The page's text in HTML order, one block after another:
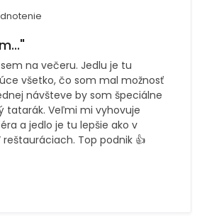
na večeru. Jedlu je tu
všetko, čo som mal možnosť
návšteve by som špeciálne
tatarák. Veľmi mi vyhovuje
a jedlo je tu lepšie ako v
Top podnik 👍